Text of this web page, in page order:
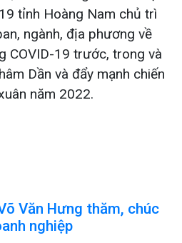
tỉnh Hoàng Nam chủ trì
ngành, địa phương về
COVID-19 trước, trong và
Dần và đẩy mạnh chiến
năm 2022.
Văn Hưng thăm, chúc
nghiệp